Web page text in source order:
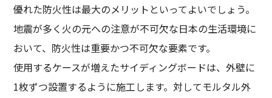
優れた防火性は最大のメリットといってよいでしょう。
地震が多く火の元への注意が不可欠な日本の生活環境に
おいて、防火性は重要かつ不可欠な要素です。
使用するケースが増えたサイディングボードは、外壁に
1枚ずつ設置するように施工します。対してモルタル外